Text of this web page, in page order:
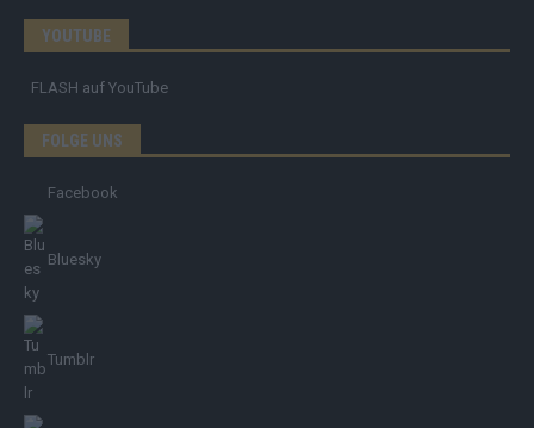
YOUTUBE
FLASH auf YouTube
FOLGE UNS
Facebook
Bluesky
Tumblr